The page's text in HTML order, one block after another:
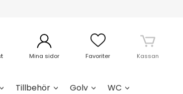
Mina sidor Favoriter Kassan
Tillbehör Golv WC